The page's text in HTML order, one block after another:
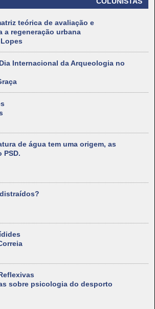
teórica de avaliação e
a regeneração urbana
Internacional da Arqueologia no
de água tem uma origem, as
PSD.
sobre psicologia do desporto